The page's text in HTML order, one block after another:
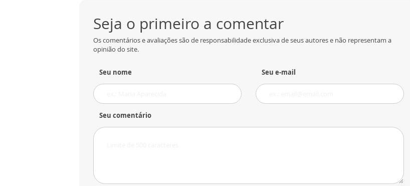
Seja o primeiro a comentar
Os comentários e avaliações são de responsabilidade exclusiva de seus autores e não representam a
opinião do site.
Seu nome Seu e-mail
Seu comentário